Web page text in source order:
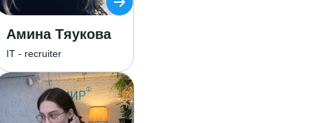
Амина Тяукова
IT - recruiter